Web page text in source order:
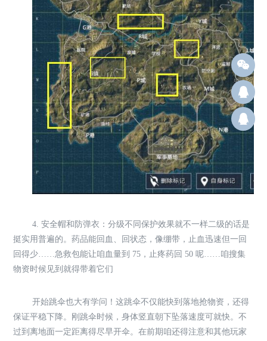
4. 安全帽和防弹衣：分级不同保护效果就不一样二级的话是
挺实用普遍的。药品能回血、回状态，像绷带，止血迅速但一回
回得少……急救包能让咱血量到 75，止疼药回 50 呢……咱搜集
物资时候见到就得带着它们
开始跳伞也大有学问！这跳伞不仅能快到落地抢物资，还得
保证平稳下降。刚跳伞时候，身体竖直朝下坠落速度可就快。不
过到离地面一定距离得尽早开伞。在前期咱还得注意和其他玩家
群